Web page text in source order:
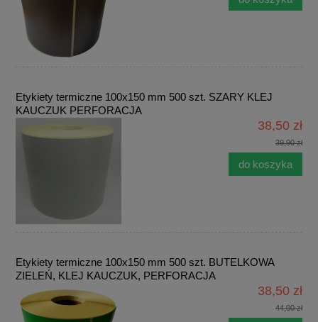
Etykiety termiczne 100x150 mm 500 szt. SZARY KLEJ
KAUCZUK PERFORACJA
38,50 zł
39,90 zł
do koszyka
Etykiety termiczne 100x150 mm 500 szt. BUTELKOWA
ZIELEŃ, KLEJ KAUCZUK, PERFORACJA
38,50 zł
44,00 zł